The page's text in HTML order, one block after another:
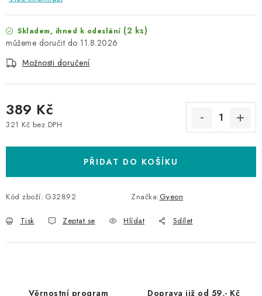
Podmínky ochrany osobních údajů
Mapa serveru
Skladem, ihned k odeslání (2 ks)
11.8.2026
Možnosti doručení
389 Kč
321 Kč bez DPH
PŘIDAT DO KOŠÍKU
Kód zboží: G32892 Značka:Gyeon
Tisk Zeptat se Hlídat Sdílet
Věrnostní program Doprava již od 59,- Kč